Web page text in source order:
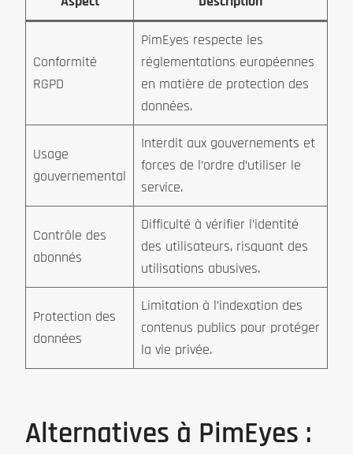
Conformité
RGPD
PimEyes respecte les
réglementations européennes
en matière de protection des
données.
Usage
gouvernemental
Interdit aux gouvernements et
forces de l’ordre d’utiliser le
service.
Contrôle des
abonnés
Difficulté à vérifier l’identité
des utilisateurs, risquant des
utilisations abusives.
Protection des
données
Limitation à l’indexation des
contenus publics pour protéger
la vie privée.
Alternatives à PimEyes :